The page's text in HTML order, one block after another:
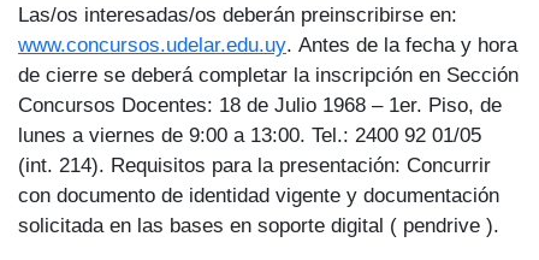
Las/os interesadas/os deberán preinscribirse en:
www.concursos.udelar.edu.uy. Antes de la fecha y hora
de cierre se deberá completar la inscripción en Sección
Concursos Docentes: 18 de Julio 1968 – 1er. Piso, de
lunes a viernes de 9:00 a 13:00. Tel.: 2400 92 01/05
(int. 214). Requisitos para la presentación: Concurrir
con documento de identidad vigente y documentación
solicitada en las bases en soporte digital ( pendrive ).